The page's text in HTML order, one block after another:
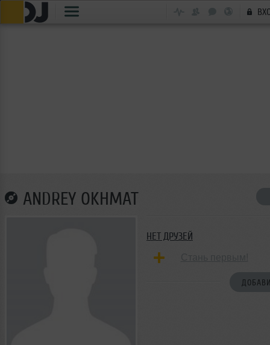
ANDREY OKHMAT
НЕТ ДРУЗЕЙ